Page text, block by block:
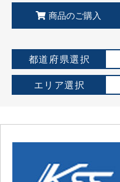
商品のご購入
都道府県選択
エリア選択